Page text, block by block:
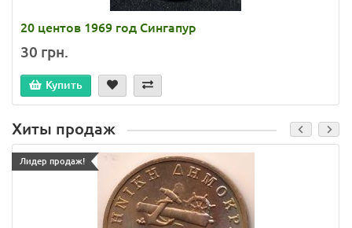
20 центов 1969 год Сингапур
30 грн.
Купить
Хиты продаж
Лидер продаж!